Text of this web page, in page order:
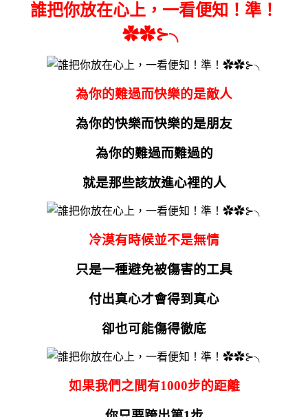
誰把你放在心上，一看便知！準！
✿✿⊱╮
為你的難過而快樂的是敵人
為你的快樂而快樂的是朋友
為你的難過而難過的
就是那些該放進心裡的人
冷漠有時候並不是無情
只是一種避免被傷害的工具
付出真心才會得到真心
卻也可能傷得徹底
如果我們之間有1000步的距離